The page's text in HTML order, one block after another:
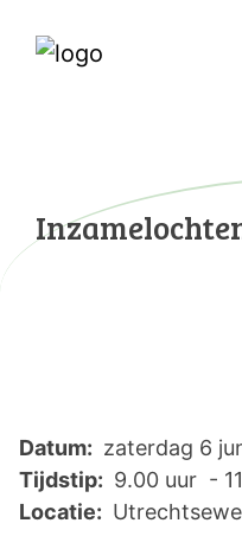
Datum: zaterdag 6
Tijdstip: 9.00 uur -
Locatie: